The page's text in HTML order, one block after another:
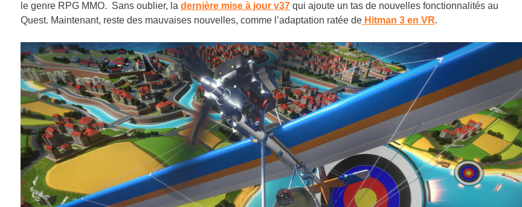
le genre RPG MMO. Sans oublier, la dernière mise à jour v37qui ajoute un tas de nouvelles fonctionnalités au
Quest. Maintenant, reste des mauvaises nouvelles, comme l’adaptation ratée deHitman 3 en VR.